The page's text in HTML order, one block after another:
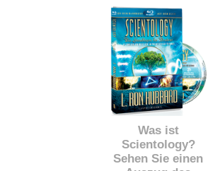
Was ist
Scientology?
Sehen Sie einen